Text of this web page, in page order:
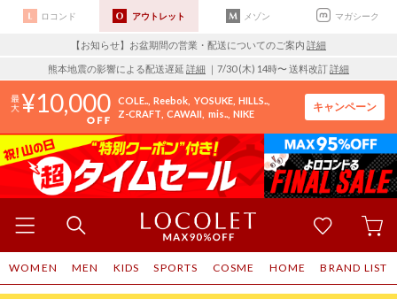
ロコンド アウトレット メゾン マガシーク
【お知らせ】お盆期間の営業・配送についてのご案内 詳細
熊本地震の影響による配送遅延 詳細 ｜7/30 (木) 14時〜 送料改訂詳細
10,000 COLE.. Reebok YOSUKE HILLS..
Z-CRAFT CAWAII mis.. NIKE
キャンペーン
WOMEN MEN KIDS SPORTS COSME HOME BRAND LIST